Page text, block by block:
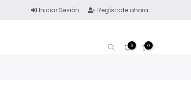
Iniciar Sesión Regístrate ahora
0 0